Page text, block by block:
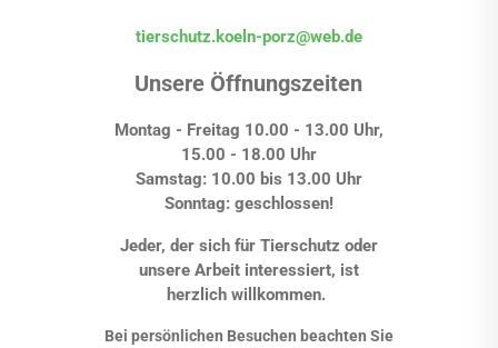
tierschutz.koeln-porz@web.de
Unsere Öffnungszeiten
Montag - Freitag 10.00 - 13.00 Uhr,
15.00 - 18.00 Uhr
Samstag: 10.00 bis 13.00 Uhr
Sonntag: geschlossen!
Jeder, der sich für Tierschutz oder
unsere Arbeit interessiert, ist
herzlich willkommen.
Bei persönlichen Besuchen beachten Sie